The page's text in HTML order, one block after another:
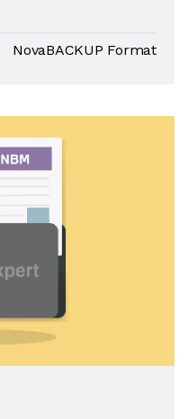
NovaBACKUP Format